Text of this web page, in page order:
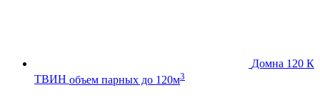
Домна 120 К
ТВИН объем парных до 120м3